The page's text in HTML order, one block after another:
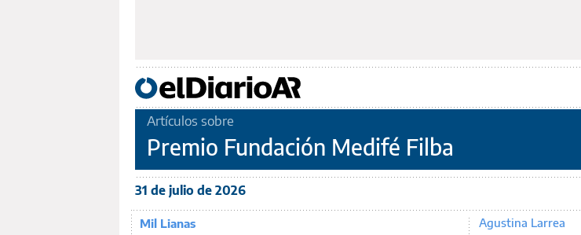
Artículos sobre
Premio Fundación Medifé Filba
31 de julio de 2026
Mil Lianas Agustina Larrea